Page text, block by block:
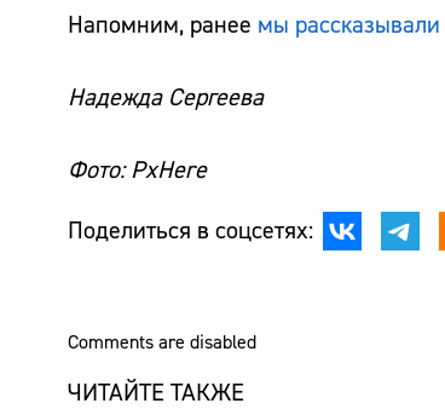
Напомним, ранее мы рассказывали
Надежда Сергеева
Фото: PxHere
Поделиться в соцсетях:
Comments are disabled
ЧИТАЙТЕ ТАКЖЕ